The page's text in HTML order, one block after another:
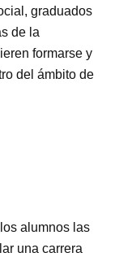
graduados
de la
formarse y
del ámbito de
alumnos las
una carrera